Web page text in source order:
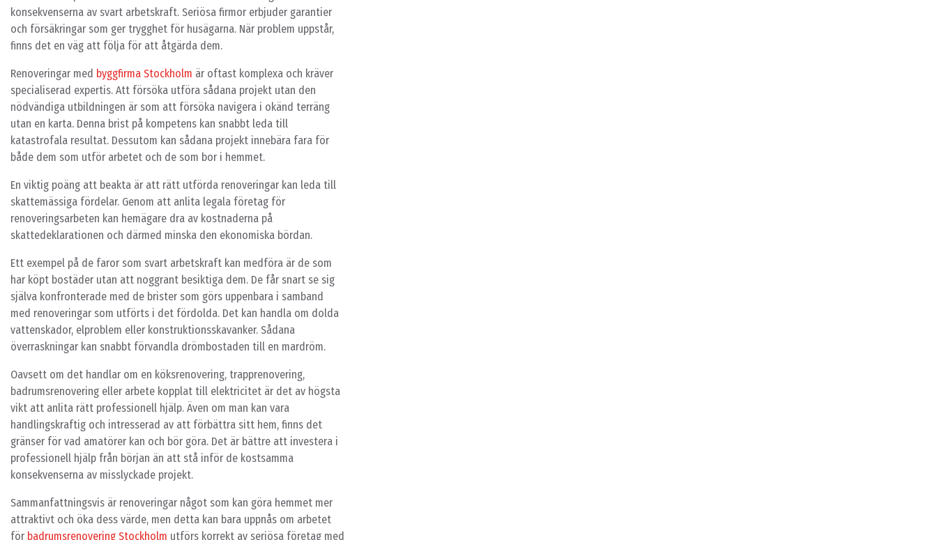
konsekvenserna av svart arbetskraft. Seriösa firmor erbjuder garantier
och försäkringar som ger trygghet för husägarna. När problem uppstår,
finns det en väg att följa för att åtgärda dem.
Renoveringar med byggfirma Stockholm är oftast komplexa och kräver
specialiserad expertis. Att försöka utföra sådana projekt utan den
nödvändiga utbildningen är som att försöka navigera i okänd terräng
utan en karta. Denna brist på kompetens kan snabbt leda till
katastrofala resultat. Dessutom kan sådana projekt innebära fara för
både dem som utför arbetet och de som bor i hemmet.
En viktig poäng att beakta är att rätt utförda renoveringar kan leda till
skattemässiga fördelar. Genom att anlita legala företag för
renoveringsarbeten kan hemägare dra av kostnaderna på
skattedeklarationen och därmed minska den ekonomiska bördan.
Ett exempel på de faror som svart arbetskraft kan medföra är de som
har köpt bostäder utan att noggrant besiktiga dem. De får snart se sig
själva konfronterade med de brister som görs uppenbara i samband
med renoveringar som utförts i det fördolda. Det kan handla om dolda
vattenskador, elproblem eller konstruktionsskavanker. Sådana
överraskningar kan snabbt förvandla drömbostaden till en mardröm.
Oavsett om det handlar om en köksrenovering, trapprenovering,
badrumsrenovering eller arbete kopplat till elektricitet är det av högsta
vikt att anlita rätt professionell hjälp. Även om man kan vara
handlingskraftig och intresserad av att förbättra sitt hem, finns det
gränser för vad amatörer kan och bör göra. Det är bättre att investera i
professionell hjälp från början än att stå inför de kostsamma
konsekvenserna av misslyckade projekt.
Sammanfattningsvis är renoveringar något som kan göra hemmet mer
attraktivt och öka dess värde, men detta kan bara uppnås om arbetet
för badrumsrenovering Stockholm utförs korrekt av seriösa företag med